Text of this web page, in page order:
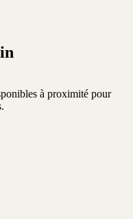
à proximité pour